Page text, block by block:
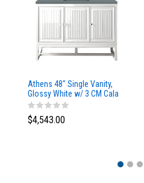
Athens 48" Single Vanity,
Glossy White w/ 3 CM Cala
Blue Top
$4,543.00